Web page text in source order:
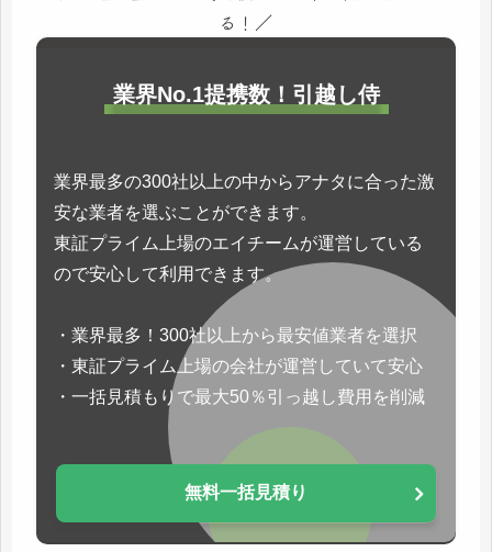
る！／
業界No.1提携数！引越し侍
業界最多の300社以上の中からアナタに合った激
安な業者を選ぶことができます。
東証プライム上場のエイチームが運営している
ので安心して利用できます。
・業界最多！300社以上から最安値業者を選択
・東証プライム上場の会社が運営していて安心
・一括見積もりで最大50％引っ越し費用を削減
無料一括見積り